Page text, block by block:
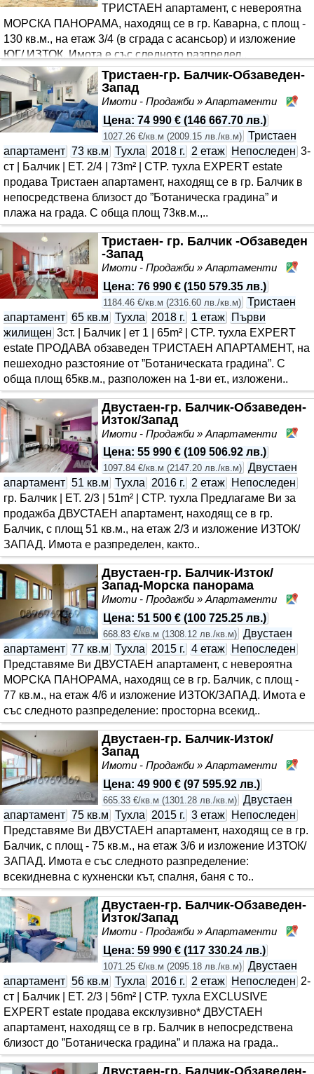
ТРИСТАЕН апартамент, с невероятна
МОРСКА ПАНОРАМА, находящ се в гр. Каварна, с площ -
130 кв.м., на етаж 3/4 (в сграда с асансьор) и изложение
ЮГ/ ИЗТОК. Имота е със следното разпредел..
Тристаен-гр. Балчик-Обзаведен-
Запад
Имоти - Продажби » Апартаменти
Цена: 74 990 € (146 667.70 лв.)
1027.26 €/кв.м (2009.15 лв./кв.м) Тристаен
апартамент 73 кв.м Тухла 2018 г. 2 етаж Непоследен 3-
ст | Балчик | ET. 2/4 | 73m² | CTP. тухла EXPERT estate
продава Тристаен апартамент, находящ се в гр. Балчик в
непосредствена близост до ”Ботаническа градина” и
плажа на града. С обща площ 73кв.м.,..
Тристаен- гр. Балчик -Обзаведен
-Запад
Имоти - Продажби » Апартаменти
Цена: 76 990 € (150 579.35 лв.)
1184.46 €/кв.м (2316.60 лв./кв.м) Тристаен
апартамент 65 кв.м Тухла 2018 г. 1 етаж
Първи
жилищен 3ст. | Балчик | ет 1 | 65m² | CTP. тухла EXPERT
estate ПРОДАВА обзаведен ТРИСТАЕН АПАРТАМЕНТ, на
пешеходно разстояние от ”Ботаническата градина”. С
обща площ 65кв.м., разположен на 1-ви ет., изложени..
Двустаен-гр. Балчик-Обзаведен-
Изток/Запад
Имоти - Продажби » Апартаменти
Цена: 55 990 € (109 506.92 лв.)
1097.84 €/кв.м (2147.20 лв./кв.м) Двустаен
апартамент 51 кв.м Тухла 2016 г. 2 етаж
Непоследен
гр. Балчик | ET. 2/3 | 51m² | CTP. тухла Предлагаме Ви за
продажба ДВУСТАЕН апартамент, находящ се в гр.
Балчик, с площ 51 кв.м., на етаж 2/3 и изложение ИЗТОК/
ЗАПАД. Имота е разпределен, както..
Двустаен-гр. Балчик-Изток/
Запад-Морска панорама
Имоти - Продажби » Апартаменти
Цена: 51 500 € (100 725.25 лв.)
668.83 €/кв.м (1308.12 лв./кв.м) Двустаен
апартамент 77 кв.м Тухла 2015 г. 4 етаж
Непоследен
Представяме Ви ДВУСТАЕН апартамент, с невероятна
МОРСКА ПАНОРАМА, находящ се в гр. Балчик, с площ -
77 кв.м., на етаж 4/6 и изложение ИЗТОК/ЗАПАД. Имота е
със следното разпределение: просторна всекид..
Двустаен-гр. Балчик-Изток/
Запад
Имоти - Продажби » Апартаменти
Цена: 49 900 € (97 595.92 лв.)
665.33 €/кв.м (1301.28 лв./кв.м) Двустаен
апартамент 75 кв.м Тухла 2015 г. 3 етаж
Непоследен
Представяме Ви ДВУСТАЕН апартамент, находящ се в гр.
Балчик, с площ - 75 кв.м., на етаж 3/6 и изложение ИЗТОК/
ЗАПАД. Имота е със следното разпределение:
всекидневна с кухненски кът, спалня, баня с то..
Двустаен-гр. Балчик-Обзаведен-
Изток/Запад
Имоти - Продажби » Апартаменти
Цена: 59 990 € (117 330.24 лв.)
1071.25 €/кв.м (2095.18 лв./кв.м) Двустаен
апартамент 56 кв.м Тухла 2016 г. 2 етаж Непоследен 2-
ст | Балчик | ET. 2/3 | 56m² | CTP. тухла EXCLUSIVE
EXPERT estate продава ексклузивно* ДВУСТАЕН
апартамент, находящ се в гр. Балчик в непосредствена
близост до ”Ботаническа градина” и плажа на града..
Двустаен-гр. Балчик-Обзаведен-